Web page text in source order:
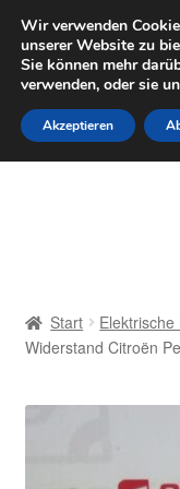
Mo–Fr
Zur
Navigation
springen
Zum
Inhalt
springen
Datenschutz-
Start Elektrische
Widerstand Citroën
Wir verwenden
unserer Website zu
Sie können mehr
verwenden, oder sie
Akzeptieren